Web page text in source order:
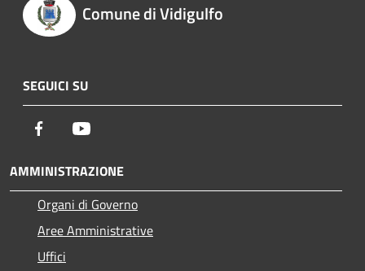
Comune di Vidigulfo
SEGUICI SU
Facebook
AMMINISTRAZIONE
Organi di Governo
Aree Amministrative
Uffici